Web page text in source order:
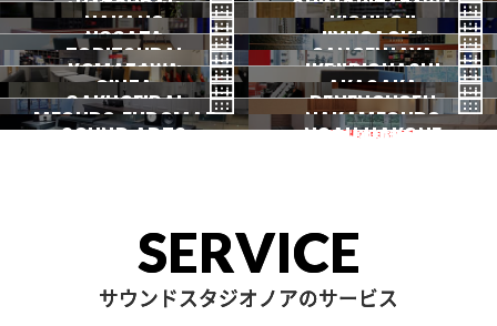
秋葉原 御茶ノ水
HATSUDAI
初台
SHIMOKITAZAWA
下北沢
NAKANO
中野
KICHIJOJI
吉祥寺
NOGATA
野方
JIYUGAOKA
自由が丘
TORITSUDAI
都立大
SANGENJAYA
三軒茶屋
KOMAZAWA
駒沢
IKEJIRIOHASHI
池尻大橋
一時閉店中
GINZA
銀座
AKASAKA
赤坂
GAKUGEIDAI
学芸大
DENENCHOFU
田園調布
MEGURO FUDOMAE NAKAMEGURO
SOUND ARTS NOAH HAKONE
SERVICE
サウンドスタジオノアのサービス